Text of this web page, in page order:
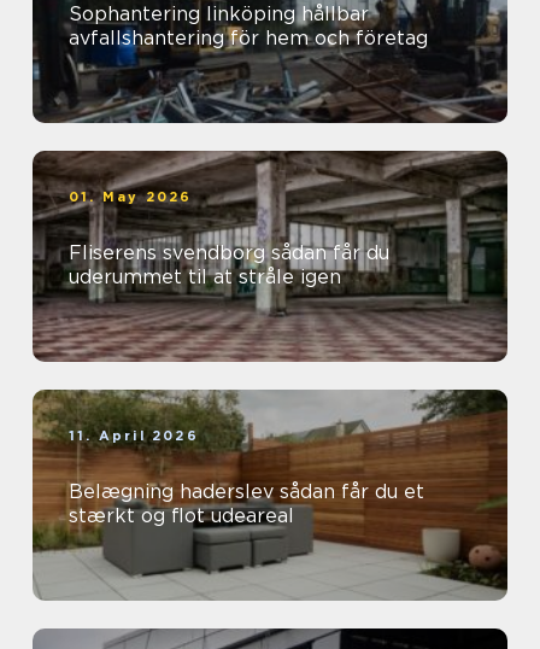
Sophantering linköping hållbar
avfallshantering för hem och företag
01. May 2026
Fliserens svendborg sådan får du
uderummet til at stråle igen
11. April 2026
Belægning haderslev sådan får du et
stærkt og flot udeareal